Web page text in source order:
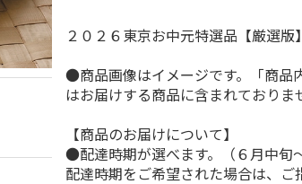
２０２６東京お中元特選品【厳選
●商品画像はイメージです。「商品
はお届けする商品に含まれており
【商品のお届けについて】
●配達時期が選べます。（６月中旬
配達時期をご希望された場合は、ご